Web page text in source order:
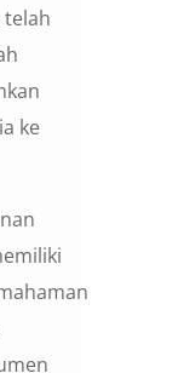
telah
ke